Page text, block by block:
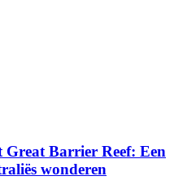
Barrier Reef: Een
wonderen